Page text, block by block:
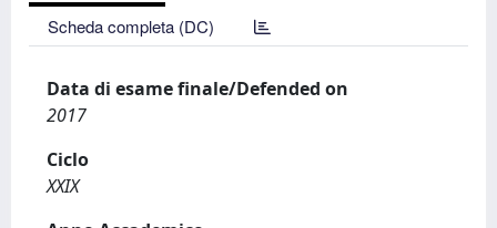
Scheda completa (DC)
Data di esame finale/Defended on
2017
Ciclo
XXIX